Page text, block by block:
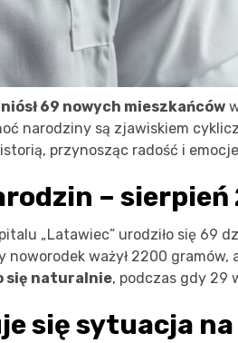
69 nowych mieszkańców
narodziny są zjawiskiem
przynosząc radość i
– sierpień
„Latawiec” urodziło się 69
noworodek ważył 2200
się naturalnie, podczas gdy 29
się sytuacja